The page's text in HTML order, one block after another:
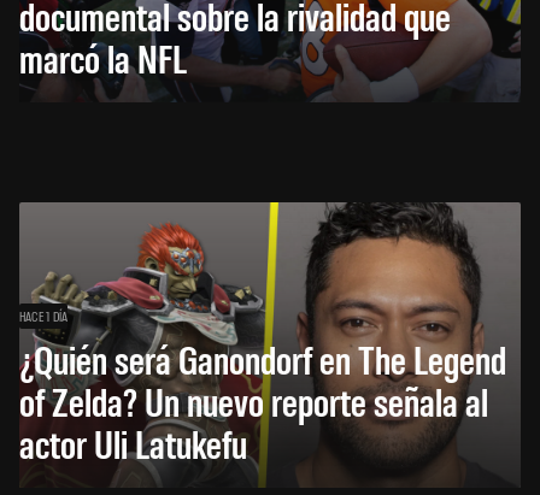
documental sobre la rivalidad que
marcó la NFL
HACE 1 DÍA
¿Quién será Ganondorf en The Legend
of Zelda? Un nuevo reporte señala al
actor Uli Latukefu